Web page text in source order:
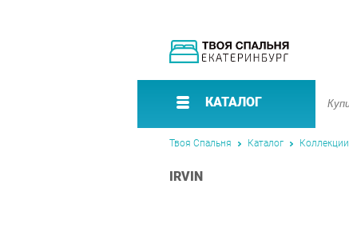
КАТАЛОГ
Твоя Спальня Каталог Коллекции
IRVIN